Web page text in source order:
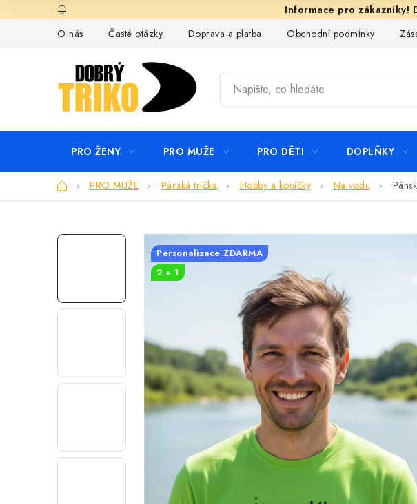
na
O nás
Časté otázky Doprava a platba Obchodní podmínky
PRO ŽENY PRO MUŽE PRO DĚTI DOPLŇKY
DomůPRO MUŽE Pánská trička Hobby a koníčky Na vodu
Personalizace ZDARMA
2 + 1